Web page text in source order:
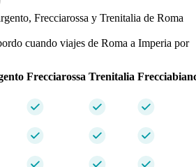
Frecciarossa y Trenitalia de Roma
cuando viajes de Roma a Imperia por
Frecciarossa Trenitalia